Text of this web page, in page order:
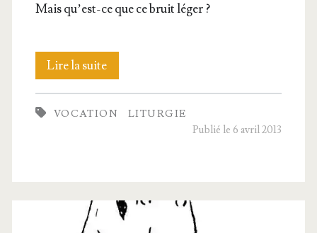
Mais qu’est-ce que ce bruit léger ?
Lire la suiteAction
de
Grâce
VOCATION
LITURGIE
Publié le 6 avril 2013